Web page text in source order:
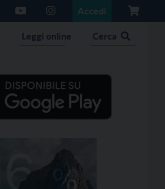
Accedi
Leggi online Cerca